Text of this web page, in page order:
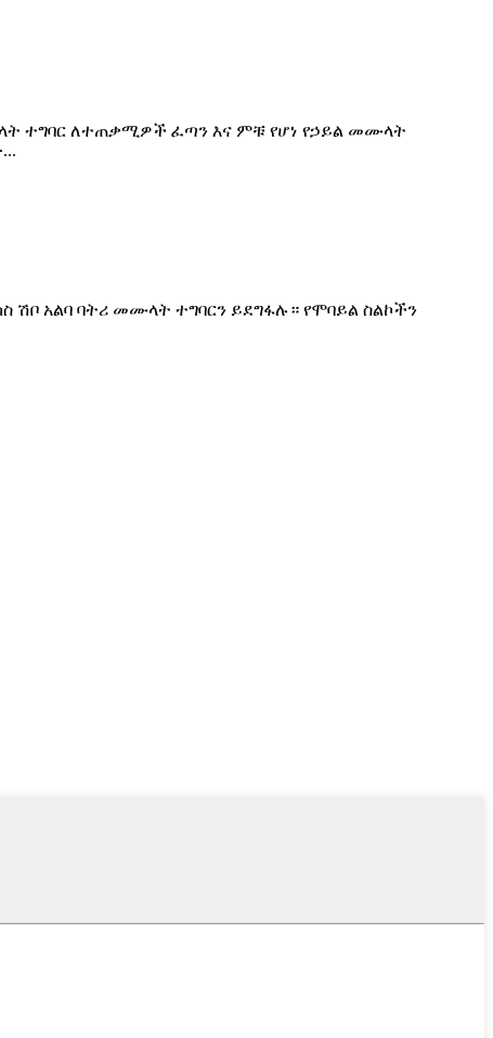
ተግባር ለተጠቃሚዎች ፈጣን እና ምቹ የሆነ የኃይል መሙላት
አልባ ባትሪ መሙላት ተግባርን ይደግፋሉ። የሞባይል ስልኮችን